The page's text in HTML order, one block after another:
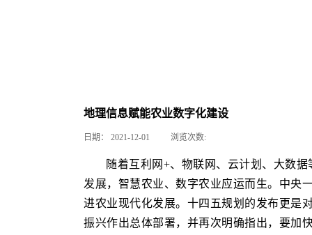
地理信息赋能农业数字化建设
日期： 2021-12-01 浏览次数:
随着互利网+、物联网、云计划、大数
发展，智慧农业、数字农业应运而生。中央
进农业现代化发展。十四五规划的发布更是
振兴作出总体部署，并再次明确指出，要加